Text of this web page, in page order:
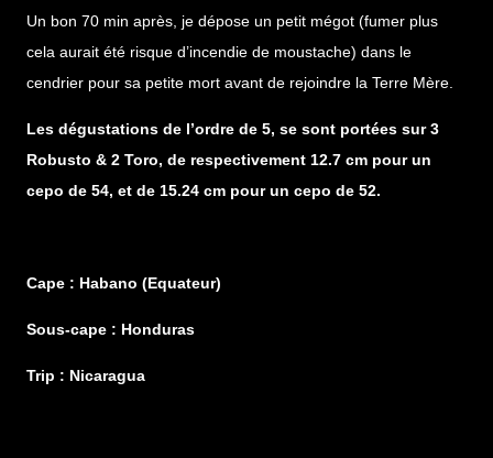
Un bon 70 min après, je dépose un petit mégot (fumer plus
cela aurait été risque d’incendie de moustache) dans le
cendrier pour sa petite mort avant de rejoindre la Terre Mère.
Les dégustations de l’ordre de 5, se sont portées sur 3
Robusto & 2 Toro, de respectivement 12.7 cm pour un
cepo de 54, et de 15.24 cm pour un cepo de 52.
Cape : Habano (Equateur)
Sous-cape : Honduras
Trip : Nicaragua